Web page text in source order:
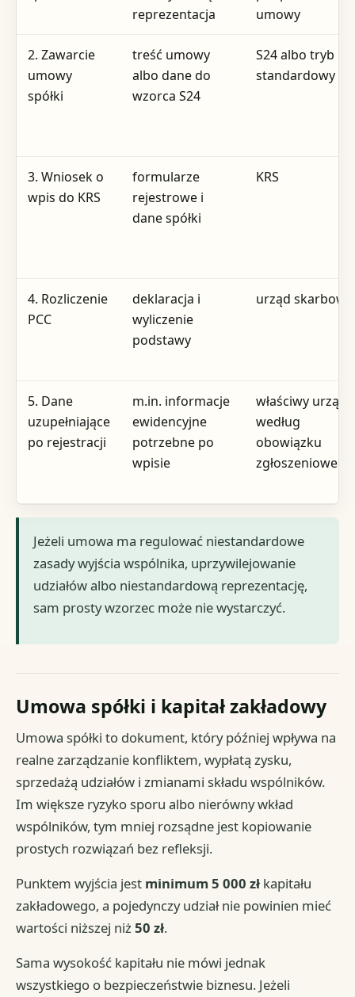
reprezentacja
umowy
2. Zawarcie
umowy
spółki
treść umowy
albo dane do
wzorca S24
S24 albo tryb
standardowy
3. Wniosek o
wpis do KRS
formularze
rejestrowe i
dane spółki
KRS
4. Rozliczenie
PCC
deklaracja i
wyliczenie
podstawy
urząd skarbowy
5. Dane
uzupełniające
po rejestracji
m.in. informacje
ewidencyjne
potrzebne po
wpisie
właściwy urząd
według
obowiązku
zgłoszeniowego
Jeżeli umowa ma regulować niestandardowe
zasady wyjścia wspólnika, uprzywilejowanie
udziałów albo niestandardową reprezentację,
sam prosty wzorzec może nie wystarczyć.
Umowa spółki i kapitał zakładowy
Umowa spółki to dokument, który później wpływa na
realne zarządzanie konfliktem, wypłatą zysku,
sprzedażą udziałów i zmianami składu wspólników.
Im większe ryzyko sporu albo nierówny wkład
wspólników, tym mniej rozsądne jest kopiowanie
prostych rozwiązań bez refleksji.
Punktem wyjścia jest minimum 5 000 zł kapitału
zakładowego, a pojedynczy udział nie powinien mieć
wartości niższej niż50 zł.
Sama wysokość kapitału nie mówi jednak
wszystkiego o bezpieczeństwie biznesu. Jeżeli